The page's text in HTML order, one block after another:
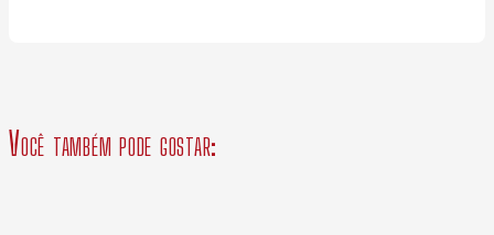
Você também pode gostar: